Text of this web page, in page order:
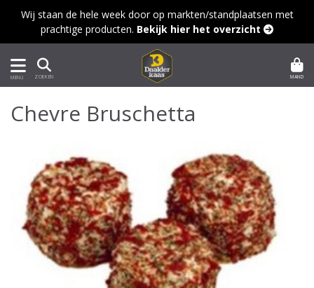
Wij staan de hele week door op markten/standplaatsen met
prachtige producten. Bekijk hier het overzicht 
MENU ZOEKEN MAND
Chevre Bruschetta